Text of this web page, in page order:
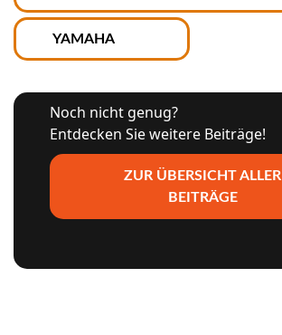
YAMAHA
Noch nicht genug?
Entdecken Sie weitere Beiträge!
ZUR ÜBERSICHT ALLER
BEITRÄGE